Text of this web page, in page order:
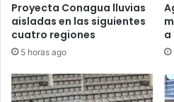
Proyecta Conagua lluvias
aisladas en las siguientes
cuatro regiones
5 horas ago
a